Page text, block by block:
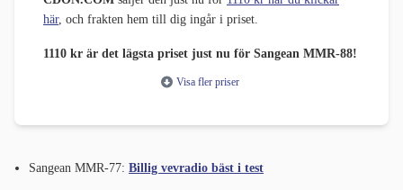
här, och frakten hem till dig ingår i priset.
1110 kr är det lägsta priset just nu för Sangean MMR-88!
Visa fler priser
Sangean MMR-77: Billig vevradio bäst i test